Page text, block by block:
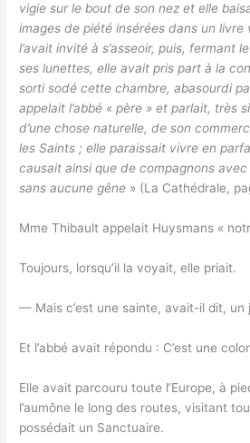
vigie sur le bout de son nez et elle
images de piété insérées dans un livre
l’avait invité à s’asseoir, puis, fermant
ses lunettes, elle avait pris part à la
sorti sodé cette chambre, abasourdi
appelait l’abbé « père » et parlait, très
d’une chose naturelle, de son
les Saints ; elle paraissait vivre en
causait ainsi que de compagnons
sans aucune gêne » (La Cathédrale,
Mme Thibault appelait Huysmans «
Toujours, lorsqu’il la voyait, elle priait.
— Mais c’est une sainte, avait-il dit, un
Et l’abbé avait répondu : C’est une
Elle avait parcouru toute l’Europe, à
l’aumône le long des routes, visitant
possédait un Sanctuaire.